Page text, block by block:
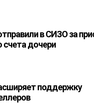
в СИЗО за
счета дочери
поддержку